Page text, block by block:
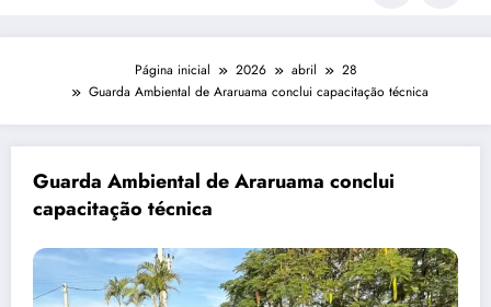
Página inicial 2026 abril
28
Guarda Ambiental de Araruama conclui capacitação técnica
Guarda Ambiental de Araruama conclui
capacitação técnica